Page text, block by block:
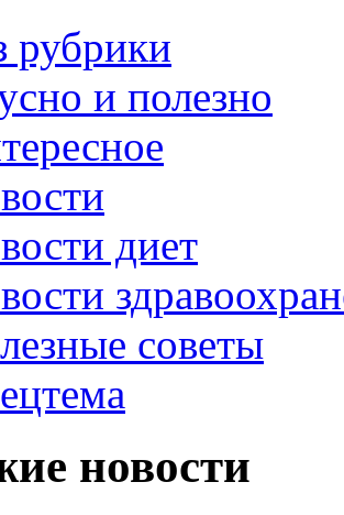
рубрики
и полезно
диет
советы
новости